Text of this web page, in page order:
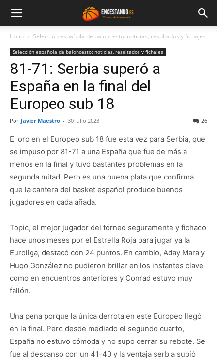
Inicio Selección española de baloncesto: noticias, resultados y fichajes
Selección española de baloncesto: noticias, resultados y fichajes
81-71: Serbia superó a
España en la final del
Europeo sub 18
Por Javier Maestro - 30 julio 2023 26
El oro en el Europeo sub 18 fue esta vez para Serbia, que
se impuso por 81-71 a una España que fue de más a
menos en la final y tuvo bastantes problemas en la
segunda mitad. Pero es una buena plata que confirma
que la cantera del basket español produce buenos
jugadores en cada añada.
Topic, el mejor jugador del torneo seguramente y fichado
hace unos meses por el Estrella Roja para jugar ya la
Euroliga, destacó con 24 puntos. En cambio, Aday Mara y
Hugo González no pudieron brillar en los instantes clave
como en encuentros anteriores y Conrad estuvo muy
fallón.
Una pena porque la única derrota en este Europeo llegó
en la final. Pero desde mediado el segundo cuarto,
España no estuvo cómoda y no supo cerrar su rebote. Se
fue al descanso con un 41-40 y la ventaja serbia subió